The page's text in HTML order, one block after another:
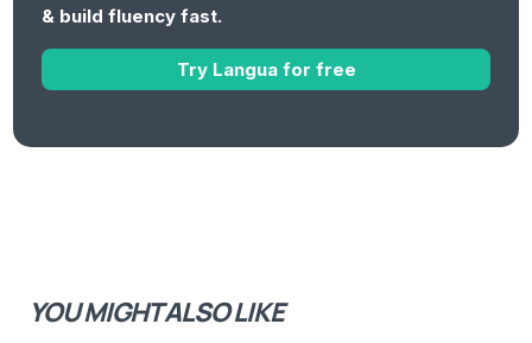
moment de l'année où on voyait des handicapés à
l'antenne. Alors on voyait des enfants, souvent avec
pas sexy, ce n'était pas du tout sexy. C'était... C'était
pathétique. C'est pas exactement le terme, mais... En
& build fluency fast.
Try Langua for free
YOU MIGHT ALSO LIKE